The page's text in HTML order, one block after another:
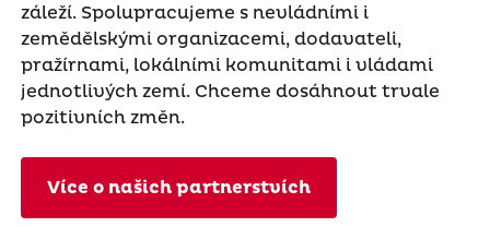
záleží. Spolupracujeme s nevládními i
zemědělskými organizacemi, dodavateli,
pražírnami, lokálními komunitami i vládami
jednotlivých zemí. Chceme dosáhnout trvale
pozitivních změn.
Více o našich partnerstvích